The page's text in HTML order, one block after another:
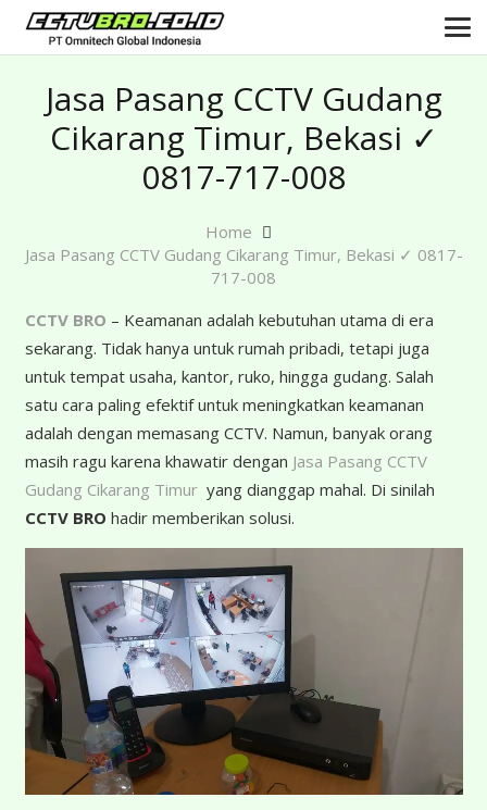
Jasa Pasang CCTV Gudang
Cikarang Timur, Bekasi ✓
0817-717-008
Home
Jasa Pasang CCTV Gudang Cikarang Timur, Bekasi ✓ 0817-
717-008
CCTV BRO – Keamanan adalah kebutuhan utama di era
sekarang. Tidak hanya untuk rumah pribadi, tetapi juga
untuk tempat usaha, kantor, ruko, hingga gudang. Salah
satu cara paling efektif untuk meningkatkan keamanan
adalah dengan memasang CCTV. Namun, banyak orang
masih ragu karena khawatir dengan Jasa Pasang CCTV
Gudang Cikarang Timuryang dianggap mahal. Di sinilah
CCTV BRO hadir memberikan solusi.